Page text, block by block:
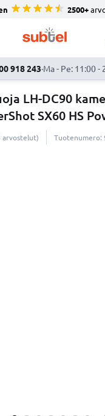
2500+
918 243·Ma - Pe: 11:00 -
LH-DC90
SX60 HS
arvostelut) Tuotenumero: